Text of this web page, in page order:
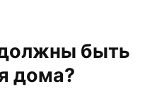
быть
дома?